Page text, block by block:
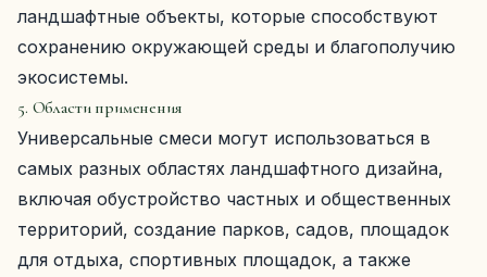
ландшафтные объекты, которые способствуют
сохранению окружающей среды и благополучию
экосистемы.
5. Области применения
Универсальные смеси могут использоваться в
самых разных областях ландшафтного дизайна,
включая обустройство частных и общественных
территорий, создание парков, садов, площадок
для отдыха, спортивных площадок, а также